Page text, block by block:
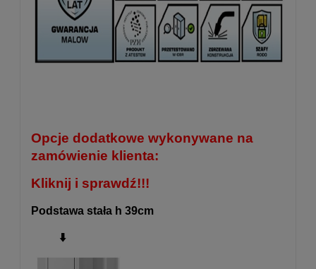
Opcje dodatkowe wykonywane na
zamówienie klienta:
Kliknij i sprawdź!!!
Podstawa stała h 39cm
⬇️